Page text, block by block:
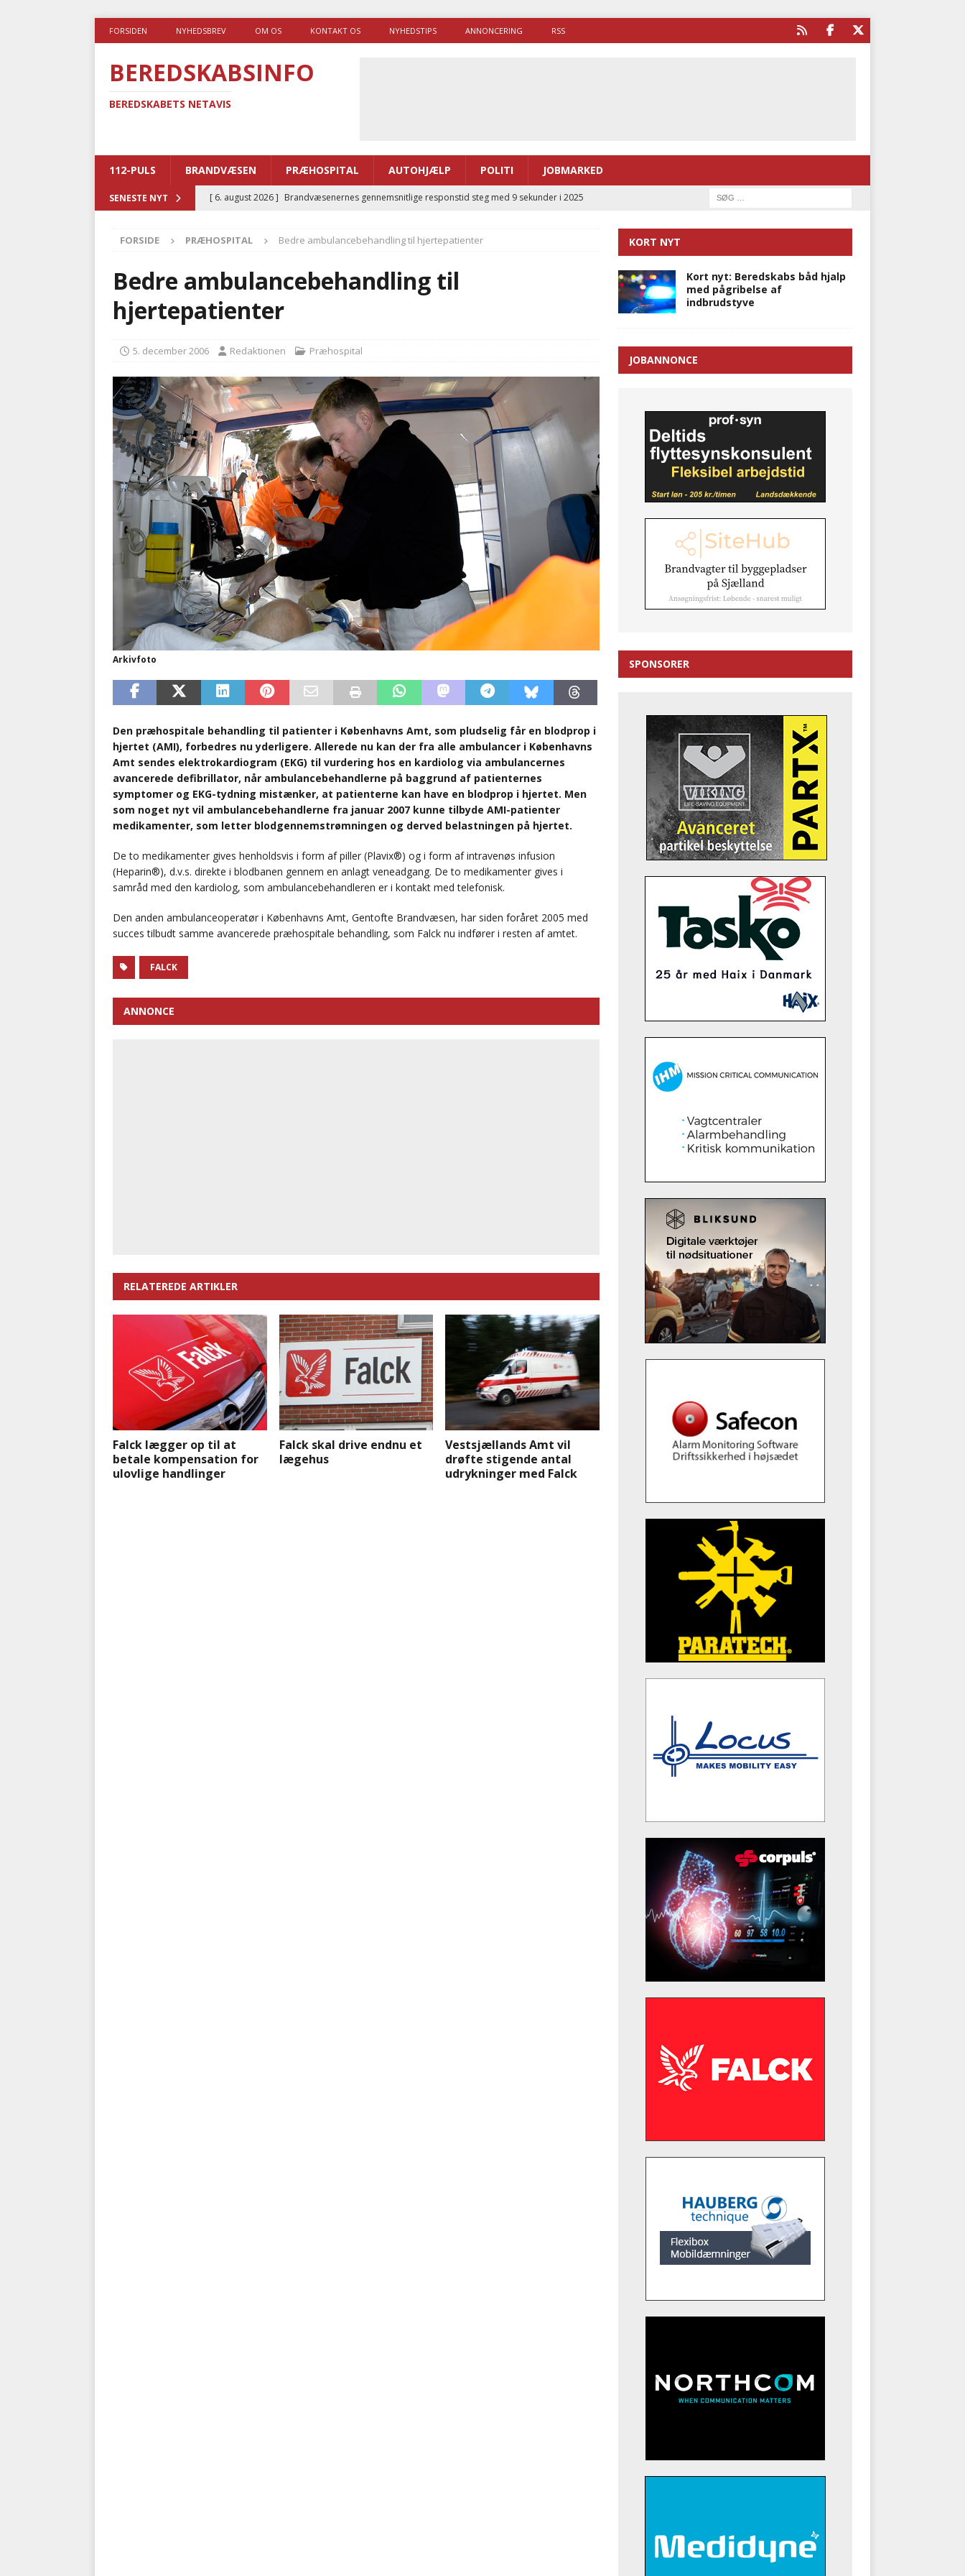
FORSIDEN NYHEDSBREV OM OS KONTAKT OS NYHEDSTIPS ANNONCERING RSS
BEREDSKABSINFO
BEREDSKABETS NETAVIS
112-PULS BRANDVÆSEN PRÆHOSPITAL AUTOHJÆLP POLITI JOBMARKED
SENESTE NYT [ 6. august 2026 ] Brandvæsenernes gennemsnitlige responstid steg med 9 sekunder i 2025
[ 5. august 2026 ] Advarer: Udløb af sygetransporttilladelser kan sende 400.000 kørsler over
i det offentlige
PRÆHOSPITAL
Ny ambulance og el-sygetransportvogn til Samsø
[ 4. august 2026 ]
BRANDVÆSEN
nødsporet
AUTOHJÆLP
FORSIDE PRÆHOSPITAL Bedre ambulancebehandling til hjertepatienter
Bedre ambulancebehandling til
hjertepatienter
5. december 2006 Redaktionen Præhospital
Arkivfoto
Den præhospitale behandling til patienter i Københavns Amt, som pludselig får en blodprop i
hjertet (AMI), forbedres nu yderligere. Allerede nu kan der fra alle ambulancer i Københavns
Amt sendes elektrokardiogram (EKG) til vurdering hos en kardiolog via ambulancernes
avancerede defibrillator, når ambulancebehandlerne på baggrund af patienternes
symptomer og EKG-tydning mistænker, at patienterne kan have en blodprop i hjertet. Men
som noget nyt vil ambulancebehandlerne fra januar 2007 kunne tilbyde AMI-patienter
medikamenter, som letter blodgennemstrømningen og derved belastningen på hjertet.
De to medikamenter gives henholdsvis i form af piller (Plavix®) og i form af intravenøs infusion
(Heparin®), d.v.s. direkte i blodbanen gennem en anlagt veneadgang. De to medikamenter gives i
samråd med den kardiolog, som ambulancebehandleren er i kontakt med telefonisk.
Den anden ambulanceoperatør i Københavns Amt, Gentofte Brandvæsen, har siden foråret 2005 med
succes tilbudt samme avancerede præhospitale behandling, som Falck nu indfører i resten af amtet.
FALCK
ANNONCE
RELATEREDE ARTIKLER
Falck lægger op til at
betale kompensation for
ulovlige handlinger
Falck skal drive endnu et
lægehus
Vestsjællands Amt vil
drøfte stigende antal
udrykninger med Falck
KORT NYT
Kort nyt: Beredskabs båd hjalp
med pågribelse af
indbrudstyve
JOBANNONCE
SPONSORER